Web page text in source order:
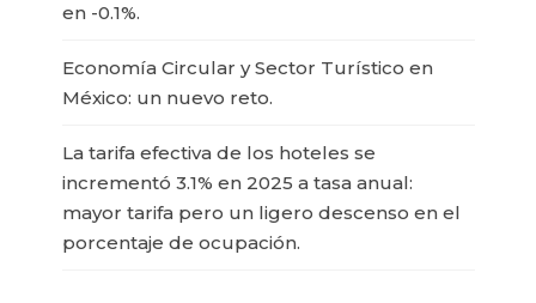
en -0.1%.
Economía Circular y Sector Turístico en
México: un nuevo reto.
La tarifa efectiva de los hoteles se
incrementó 3.1% en 2025 a tasa anual:
mayor tarifa pero un ligero descenso en el
porcentaje de ocupación.